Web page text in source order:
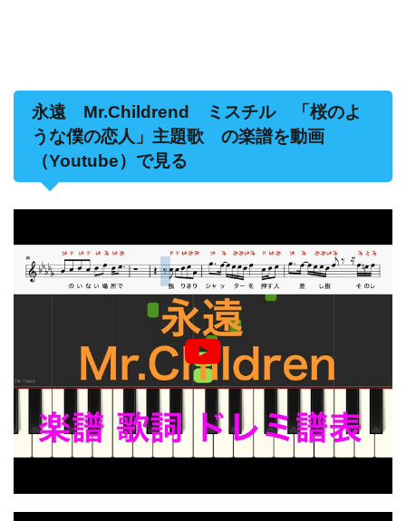
永遠 Mr.Childrend ミスチル 「桜のよ
うな僕の恋人」主題歌 の楽譜を動画
（Youtube）で見る